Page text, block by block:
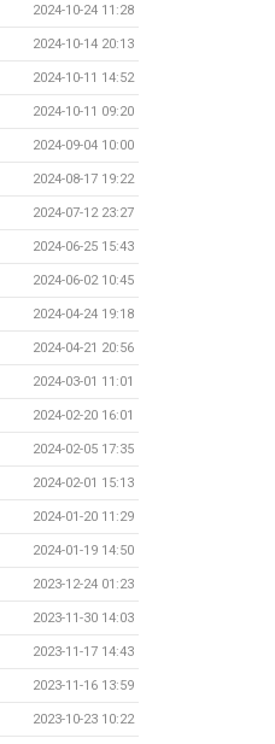
2024-10-24 11:28
2024-10-14 20:13
2024-10-11 14:52
2024-10-11 09:20
2024-09-04 10:00
2024-08-17 19:22
2024-07-12 23:27
2024-06-25 15:43
2024-06-02 10:45
2024-04-24 19:18
2024-04-21 20:56
2024-03-01 11:01
2024-02-20 16:01
2024-02-05 17:35
2024-02-01 15:13
2024-01-20 11:29
2024-01-19 14:50
2023-12-24 01:23
2023-11-30 14:03
2023-11-17 14:43
2023-11-16 13:59
2023-10-23 10:22